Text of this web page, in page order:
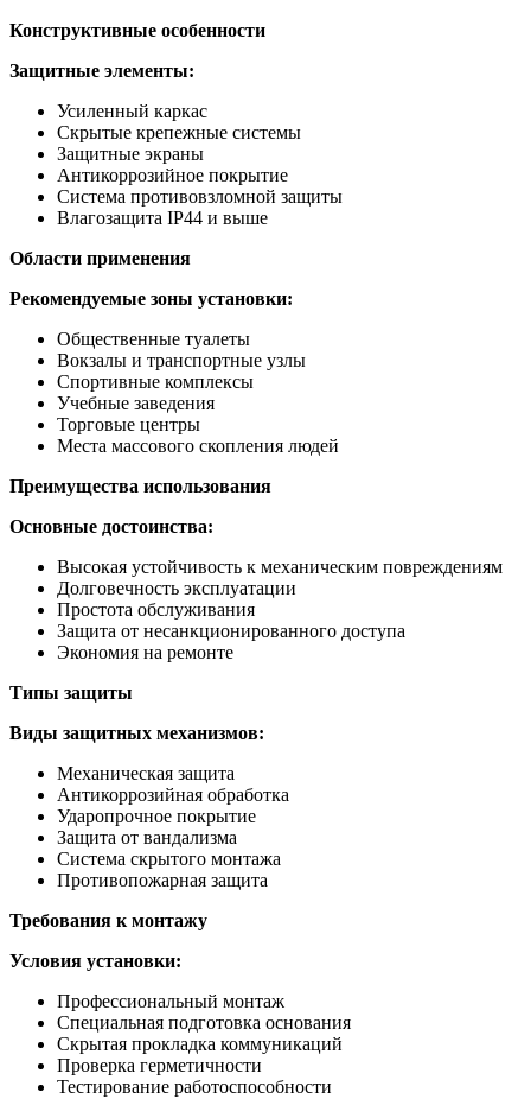
Конструктивные особенности
Защитные элементы:
Усиленный каркас
Скрытые крепежные системы
Защитные экраны
Антикоррозийное покрытие
Система противовзломной защиты
Влагозащита IP44 и выше
Области применения
Рекомендуемые зоны установки:
Общественные туалеты
Вокзалы и транспортные узлы
Спортивные комплексы
Учебные заведения
Торговые центры
Места массового скопления людей
Преимущества использования
Основные достоинства:
Высокая устойчивость к механическим повреждениям
Долговечность эксплуатации
Простота обслуживания
Защита от несанкционированного доступа
Экономия на ремонте
Типы защиты
Виды защитных механизмов:
Механическая защита
Антикоррозийная обработка
Ударопрочное покрытие
Защита от вандализма
Система скрытого монтажа
Противопожарная защита
Требования к монтажу
Условия установки:
Профессиональный монтаж
Специальная подготовка основания
Скрытая прокладка коммуникаций
Проверка герметичности
Тестирование работоспособности